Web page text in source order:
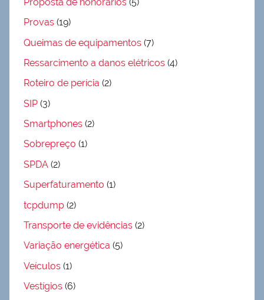
Provas (19)
Queimas de equipamentos (7)
Ressarcimento a danos elétricos (4)
Roteiro de perícia (2)
SIP (3)
Smartphones (2)
Sobrepreço (1)
SPDA (2)
Superfaturamento (1)
tcpdump (2)
Transporte de evidências (2)
Variação energética (5)
Veículos (1)
Vestígios (6)